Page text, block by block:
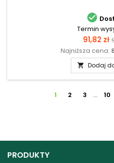

Termin
Cena
91,82 zł
Najniższa cena:
 Dodaj
1 2 3 … 10
PRODUKTY